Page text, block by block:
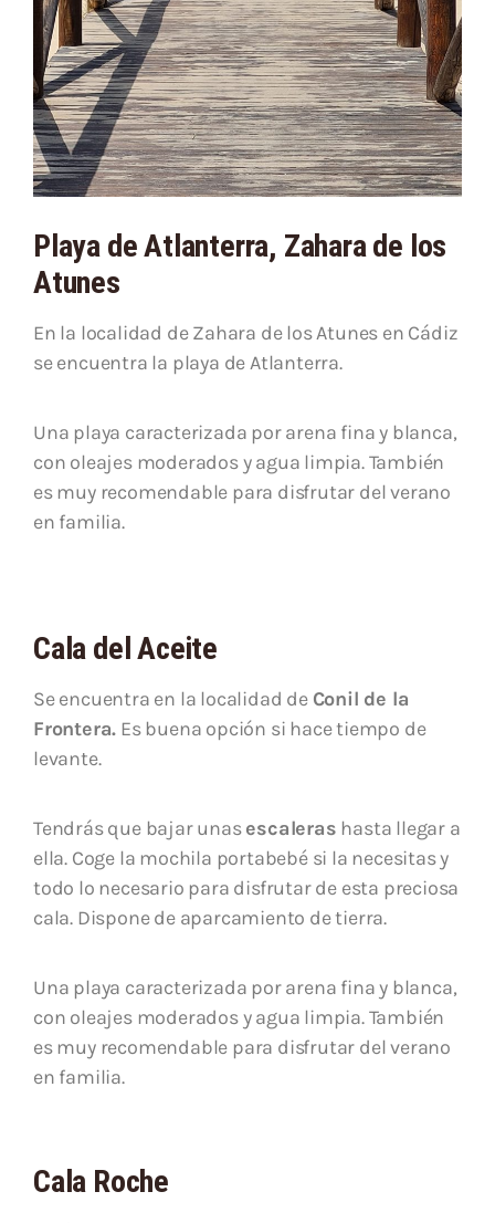
Playa de Atlanterra, Zahara de los
Atunes
En la localidad de Zahara de los Atunes en Cádiz
se encuentra la playa de Atlanterra.
Una playa caracterizada por arena fina y blanca,
con oleajes moderados y agua limpia. También
es muy recomendable para disfrutar del verano
en familia.
Cala del Aceite
Se encuentra en la localidad de Conil de la
Frontera. Es buena opción si hace tiempo de
levante.
Tendrás que bajar unasescaleras hasta llegar a
ella. Coge la mochila portabebé si la necesitas y
todo lo necesario para disfrutar de esta preciosa
cala. Dispone de aparcamiento de tierra.
Una playa caracterizada por arena fina y blanca,
con oleajes moderados y agua limpia. También
es muy recomendable para disfrutar del verano
en familia.
Cala Roche